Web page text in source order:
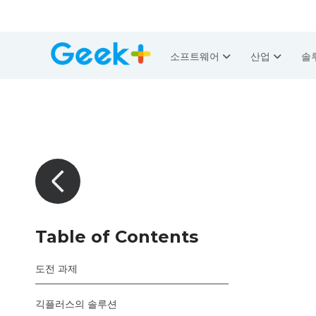
소프트웨어 산업 솔
Table of Contents
도전 과제
긱플러스의 솔루션